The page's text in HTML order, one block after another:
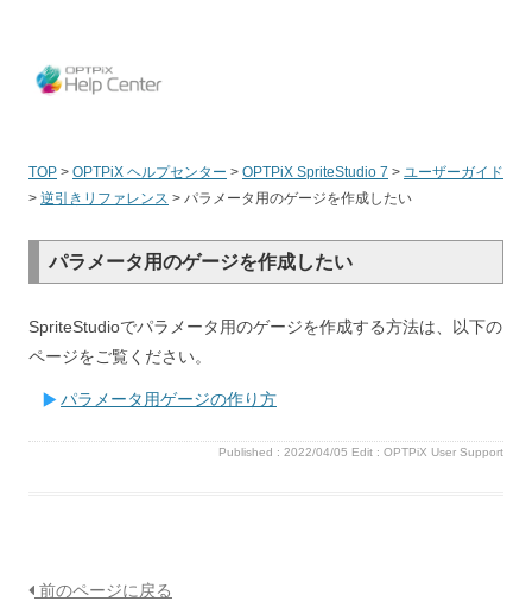
TOP > OPTPiX ヘルプセンター > OPTPiX SpriteStudio 7 > ユーザーガイド
> 逆引きリファレンス > パラメータ用のゲージを作成したい
パラメータ用のゲージを作成したい
SpriteStudioでパラメータ用のゲージを作成する方法は、以下の
ページをご覧ください。
パラメータ用ゲージの作り方
Published : 2022/04/05 Edit : OPTPiX User Support
前のページに戻る